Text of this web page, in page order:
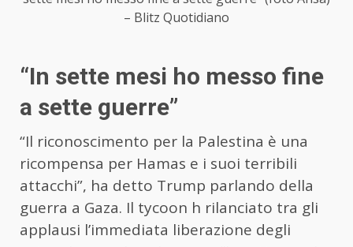
– Blitz Quotidiano
“In sette mesi ho messo fine
a sette guerre”
“Il riconoscimento per la Palestina è una
ricompensa per Hamas e i suoi terribili
attacchi”, ha detto Trump parlando della
guerra a Gaza. Il tycoon h rilanciato tra gli
applausi l’immediata liberazione degli